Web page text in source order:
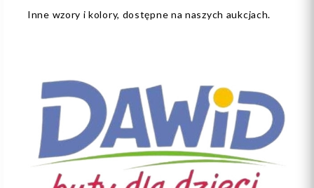
Inne wzory i kolory, dostępne na naszych aukcjach.